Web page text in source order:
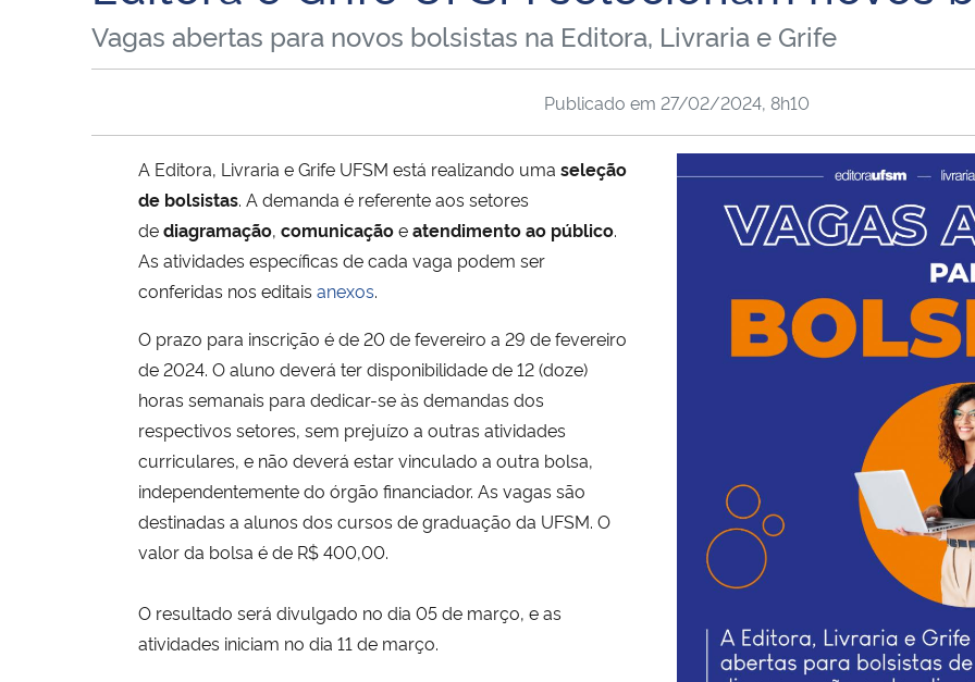
Institucional
Vagas abertas para novos bolsistas na Editora, Livraria e Grife
Publicado em 27/02/2024, 8h10
A Editora, Livraria e Grife UFSM está realizando umaseleção
de bolsistas. A demanda é referente aos setores
dediagramação, comunicaçãoeatendimento ao público.
As atividades específicas de cada vaga podem ser
conferidas nos editaisanexos.
O prazo para inscrição é de 20 de fevereiro a 29 de fevereiro
de 2024. O aluno deverá ter disponibilidade de 12 (doze)
horas semanais para dedicar-se às demandas dos
respectivos setores, sem prejuízo a outras atividades
curriculares, e não deverá estar vinculado a outra bolsa,
independentemente do órgão financiador. As vagas são
destinadas a alunos dos cursos de graduação da UFSM. O
valor da bolsa é de R$ 400,00.
O resultado será divulgado no dia 05 de março, e as
atividades iniciam no dia 11 de março.